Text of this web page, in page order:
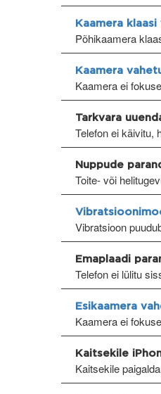
Kaamera
Põhikaamera
Kaamera
Kaamera ei
Tarkvara
Telefon ei käivitu,
Nuppude
Toite- või
Vibratsioon
Emaplaadi
Telefon ei lülitu
Esikaamera
Kaamera ei
Kaitsekile
Kaitsekile